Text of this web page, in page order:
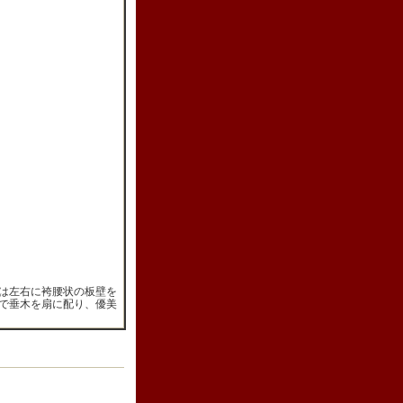
左右に袴腰状の板壁を
垂木を扇に配り、優美